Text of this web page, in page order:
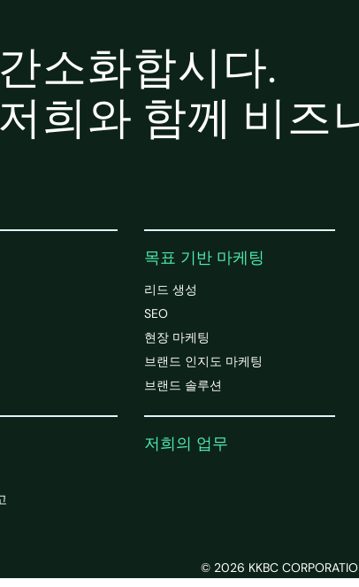
소화합시다.
희와 함께 비즈
목표 기반 마케팅
리드 생성
SEO
현장 마케팅
브랜드 인지도 마케팅
브랜드 솔루션
저희의 업무
© 2026 KKBC